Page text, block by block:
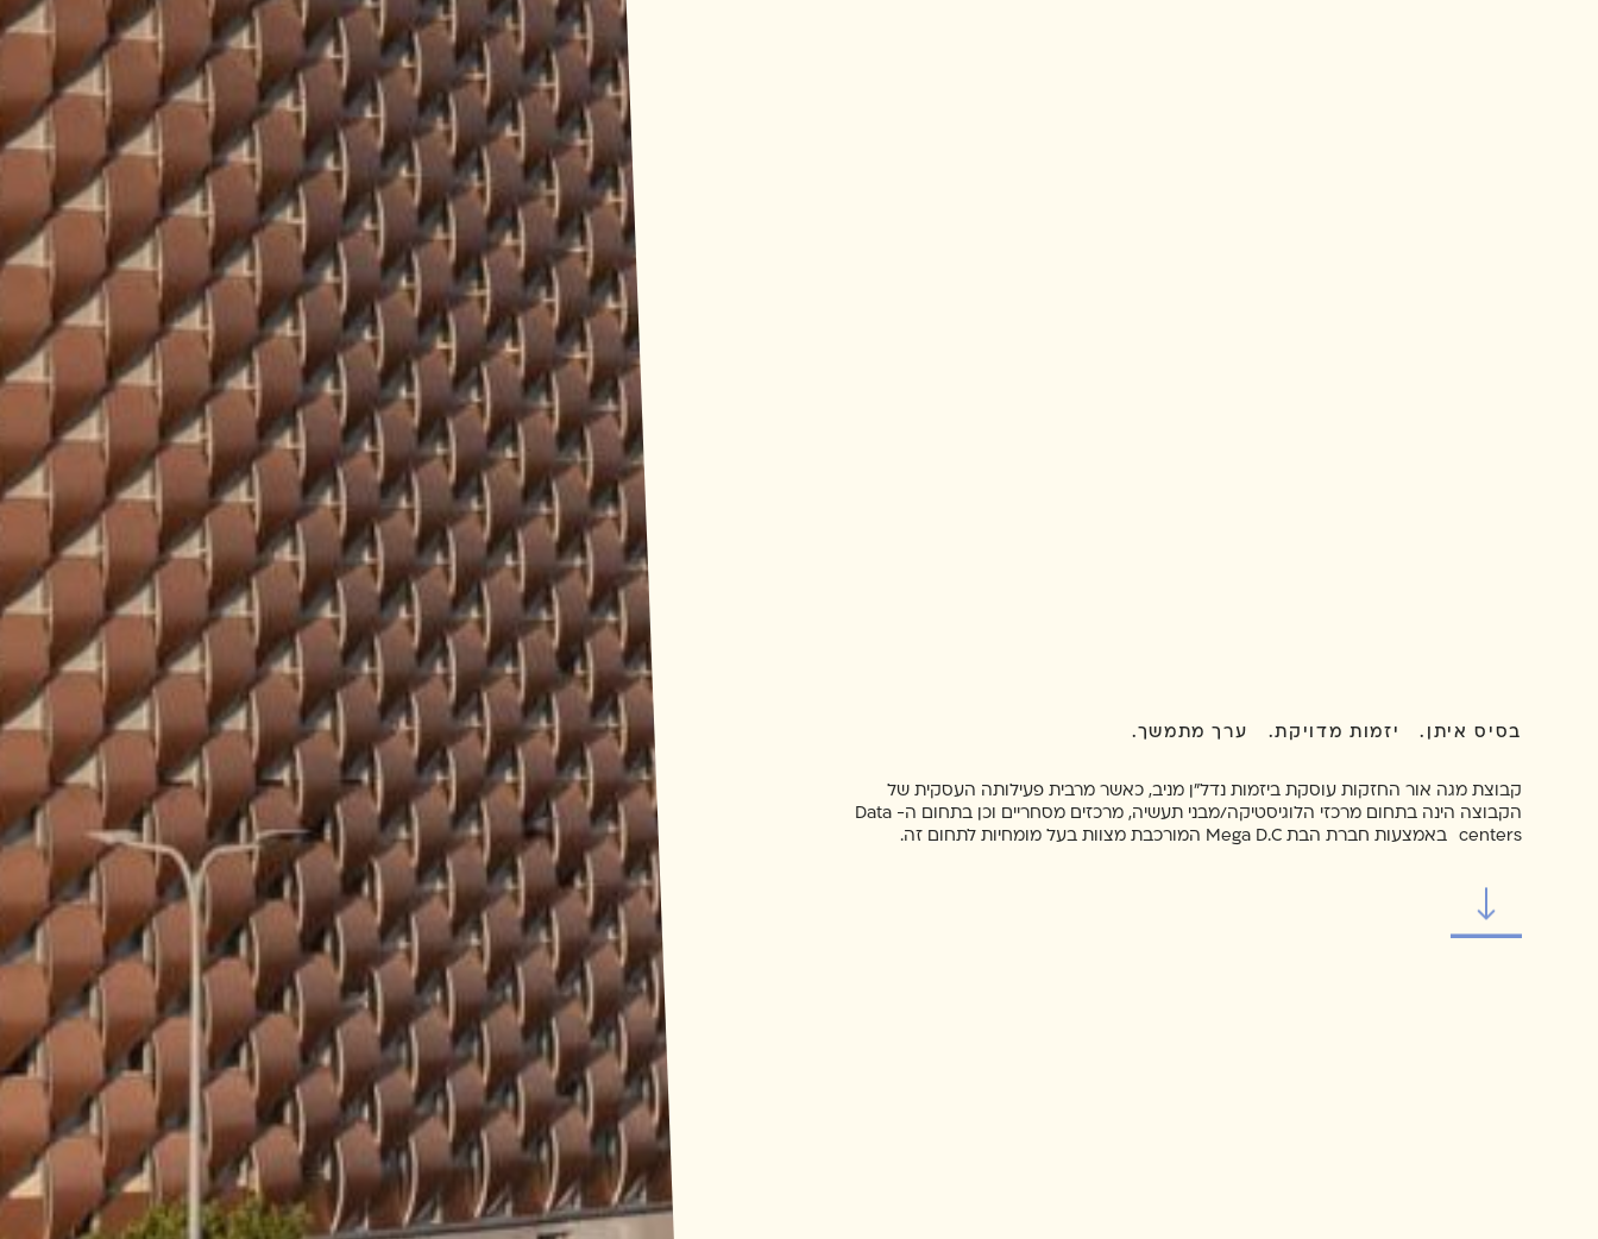
בסיס איתן. יזמות מדויקת. ערך מתמשך.
קבוצת מגה אור החזקות עוסקת ביזמות נדל"ן מניב, כאשר מרבית פעילותה העסקית של
הקבוצה הינה בתחום מרכזי הלוגיסטיקה/מבני תעשיה, מרכזים מסחריים וכן בתחום ה- Data
centers באמצעות חברת הבת Mega D.C המורכבת מצוות בעל מומחיות לתחום זה.